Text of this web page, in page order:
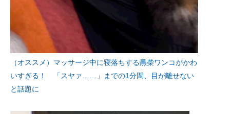
（オススメ）マッサージ中に寝落ちする黒柴ワンコがかわ
いすぎる！ 「スヤァ……」までの1分間、目が離せない
と話題に